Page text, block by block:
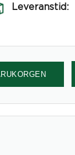
Leveranstid: